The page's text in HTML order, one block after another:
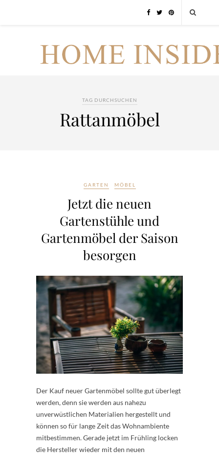
TAG DURCHSUCHEN
Rattanmöbel
GARTEN MÖBEL
Jetzt die neuen
Gartenstühle und
Gartenmöbel der Saison
besorgen
Der Kauf neuer Gartenmöbel sollte gut überlegt
werden, denn sie werden aus nahezu
unverwüstlichen Materialien hergestellt und
können so für lange Zeit das Wohnambiente
mitbestimmen. Gerade jetzt im Frühling locken
die Hersteller wieder mit den neuen